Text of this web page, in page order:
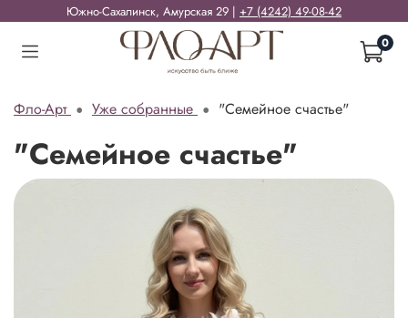
Южно-Сахалинск, Амурская 29 | +7 (4242) 49-08-42
0
Фло-Арт Уже собранные "Семейное счастье"
"Семейное счастье"